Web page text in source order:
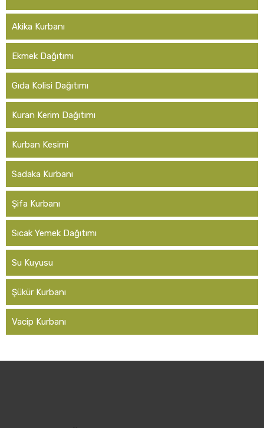
Akika Kurbanı
Ekmek Dağıtımı
Gıda Kolisi Dağıtımı
Kuran Kerim Dağıtımı
Kurban Kesimi
Sadaka Kurbanı
Şifa Kurbanı
Sıcak Yemek Dağıtımı
Su Kuyusu
Şükür Kurbanı
Vacip Kurbanı